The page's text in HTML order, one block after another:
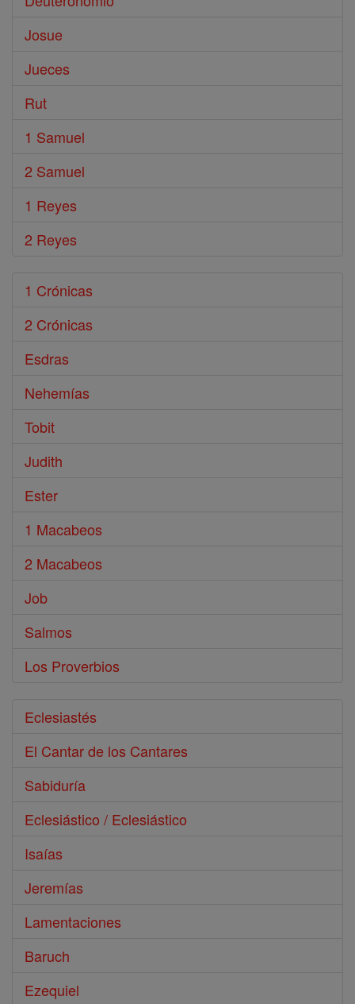
Josue
Jueces
Rut
1 Samuel
2 Samuel
1 Reyes
2 Reyes
1 Crónicas
2 Crónicas
Esdras
Nehemías
Tobit
Judith
Ester
1 Macabeos
2 Macabeos
Job
Salmos
Los Proverbios
Eclesiastés
El Cantar de los Cantares
Sabiduría
Eclesiástico / Eclesiástico
Isaías
Jeremías
Lamentaciones
Baruch
Ezequiel